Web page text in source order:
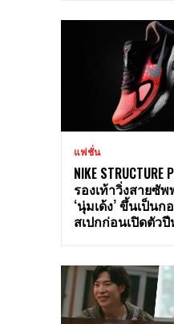
แฟชั่น
NIKE STRUCTURE
รองเท้าวิ่งสายซั
‘นุ่มเด้ง’ ขึ้นเป็นก
สเปกก่อนเปิดตัว